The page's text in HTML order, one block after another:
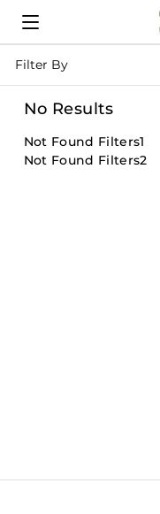
Filter By
No Results
Not Found Filters1
Not Found Filters2